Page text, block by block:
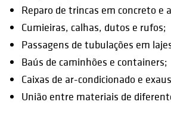
Reparo de trincas em concreto e
Cumieiras, calhas, dutos e rufos;
Passagens de tubulações em
Baús de caminhões e containers;
Caixas de ar-condicionado e
União entre materiais de